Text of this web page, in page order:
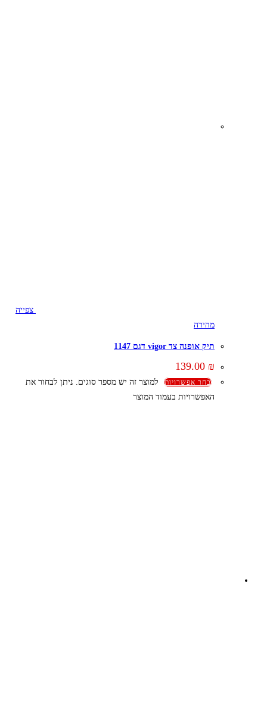
צפייה
מהירה
תיק אופנה צד vigor דגם 1147
139.00 ₪
בחר אפשרויות
למוצר זה יש מספר סוגים. ניתן לבחור את
האפשרויות בעמוד המוצר